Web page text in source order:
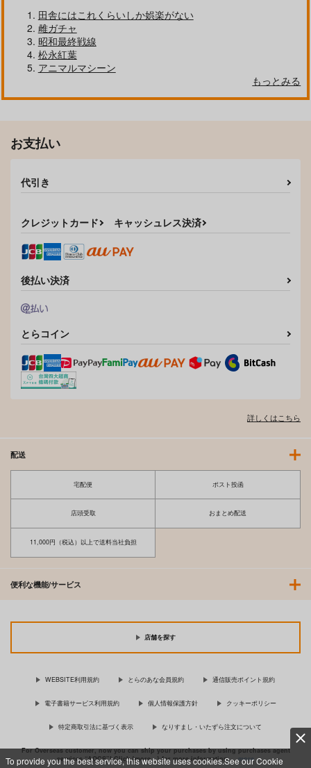
To provide you the best service, this website uses cookies.See our Cookie
田舎にはこれくらいしか娯楽がない
雌ガチャ
昭和最終戦線
松永紅葉
アニマルマシーン
もっとみる
お支払い
代引き
クレジットカード キャッシュレス決済
後払い決済
とらコイン
詳しくはこちら
配送
宅配便 ポスト投函
店頭受取 おまとめ配送
11,000円（税込）以上で送料当社負担
便利な機能/サービス
店舗を探す
WEBSITE利用規約 とらのあな会員規約 通信販売ポイント規約
電子書籍サービス利用規約 個人情報保護方針 クッキーポリシー
特定商取引法に基づく表示 なりすまし・いたずら注文について
For Overseas customer, now you can ship your purchases by using purchases agent
services “AOCS”! Click {more…} for more information …more